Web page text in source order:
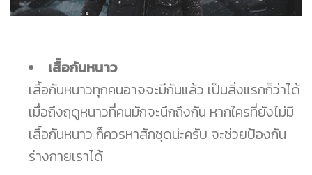
เสื้อกันหนาว
เสื้อกันหนาวทุกคนอาจจะมีกันแล้ว เป็นสิ่งแรกก็ว่าได้
เมื่อถึงฤดูหนาวที่คนมักจะนึกถึงกัน หากใครที่ยังไม่มี
เสื้อกันหนาว ก็ควรหาสักชุดน่ะครับ จะช่วยป้องกัน
ร่างกายเราได้